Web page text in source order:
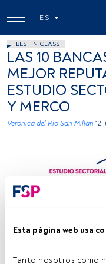
Esta página web usa
Tanto nosotros como
ES
BEST IN CLASS
LAS 10
MEJOR
ESTUDIO
Y MERCO
Veronica del Río San Millan 12
Firma: Fundspeople